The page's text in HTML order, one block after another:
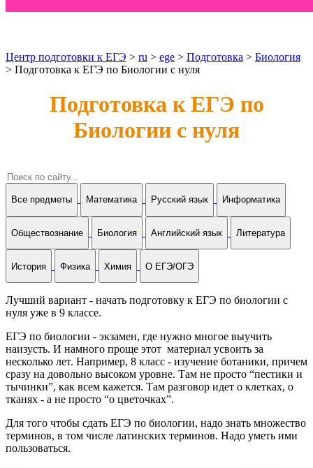
Центр подготовки к ЕГЭ > ru > ege > Подготовка > Биология
> Подготовка к ЕГЭ по Биологии с нуля
Подготовка к ЕГЭ по
Биологии с нуля
Все предметы Математика Русский язык Информатика
Обществознание Биология Английский язык Литература
История Физика Химия О ЕГЭ/ОГЭ
Лучший вариант - начать подготовку к ЕГЭ по биологии с
нуля уже в 9 классе.
ЕГЭ по биологии - экзамен, где нужно многое выучить
наизусть. И намного проще этот материал усвоить за
несколько лет. Например, 8 класс - изучение ботаники, причем
сразу на довольно высоком уровне. Там не просто “пестики и
тычинки”, как всем кажется. Там разговор идет о клетках, о
тканях - а не просто “о цветочках”.
Для того чтобы сдать ЕГЭ по биологии, надо знать множество
терминов, в том числе латинских терминов. Надо уметь ими
пользоваться.